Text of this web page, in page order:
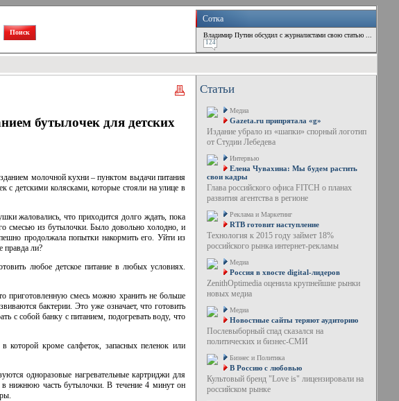
Сотка
Владимир Путин обсудил с журналистами свою статью ...
124
бутылочек для детских
молочной кухни – пунктом выдачи питания
с детскими колясками, которые стояли на улице в
жаловались, что приходится долго ждать, пока
смесью из бутылочки. Было довольно холодно, и
продолжала попытки накормить его. Уйти из
правда ли?
любое детское питание в любых условиях.
приготовленную смесь можно хранить не больше
бактерии. Это уже означает, что готовить
с собой банку с питанием, подогревать воду, что
которой кроме салфеток, запасных пеленок или
одноразовые нагревательные картриджи для
в нижнюю часть бутылочки. В течение 4 минут он
Статьи
Медиа
Gazeta.ru припрятала «g»
Издание убрало из «шапки» спорный логотип
от Студии Лебедева
Интервью
Елена Чувахина: Мы будем растить
свои кадры
Глава российского офиса FITCH о планах
развития агентства в регионе
Реклама и Маркетинг
RTB готовит наступление
Технология к 2015 году займет 18%
российского рынка интернет-рекламы
Медиа
Россия в хвосте digital-лидеров
ZenithOptimedia оценила крупнейшие рынки
новых медиа
Медиа
Новостные сайты теряют аудиторию
Послевыборный спад сказался на
политических и бизнес-СМИ
Бизнес и Политика
В Россию с любовью
Культовый бренд "Love is" лицензировали на
российском рынке